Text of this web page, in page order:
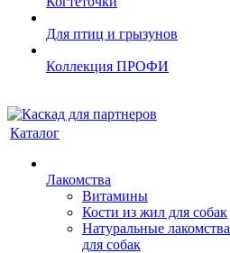
Для птиц и грызунов
Коллекция ПРОФИ
Каталог
Лакомства
Витамины
Кости из жил для собак
Натуральные лакомства
для собак